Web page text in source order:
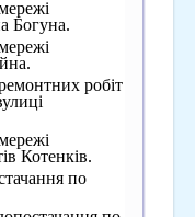
Богуна.
робіт
Котенків.
по